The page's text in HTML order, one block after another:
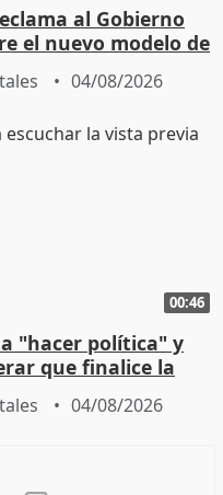
al Gobierno
el nuevo modelo de
04/08/2026
00:46
"hacer política" y
que finalice la
incendio
04/08/2026